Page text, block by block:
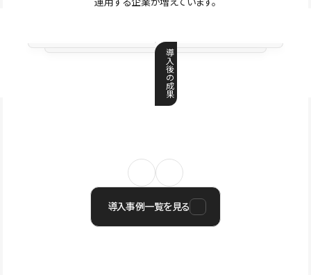
導
入
後
の
成
果
導入事例一覧を見る